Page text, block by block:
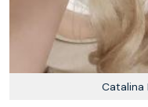
Catalina